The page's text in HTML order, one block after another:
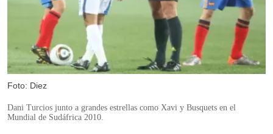
Foto: Diez
Dani Turcios junto a grandes estrellas como Xavi y Busquets en el
Mundial de Sudáfrica 2010.